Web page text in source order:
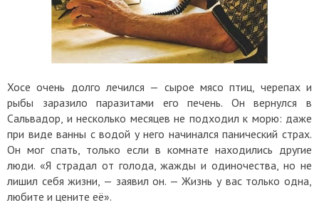
Хосе очень долго лечился — сырое мясо птиц, черепах и
рыбы заразило паразитами его печень. Он вернулся в
Сальвадор, и несколько месяцев не подходил к морю: даже
при виде ванны с водой у него начинался панический страх.
Он мог спать, только если в комнате находились другие
люди. «Я страдал от голода, жажды и одиночества, но не
лишил себя жизни, — заявил он. — Жизнь у вас только одна,
любите и цените её».